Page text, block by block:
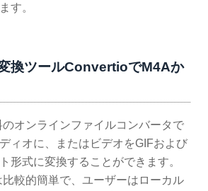
す。
換ツールConvertioでM4Aか
オンラインファイルコンバータで
ィオに、またはビデオをGIFおよび
形式に変換することができます。
較的簡単で、ユーザーはローカル